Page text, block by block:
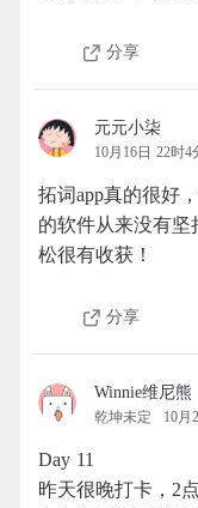
分享
元元小柒
10月16日 22时4
拓词app真的很好
的软件从来没有坚
松很有收获！
分享
Winnie维尼熊
乾坤未定 10月
Day 11
昨天很晚打卡，2